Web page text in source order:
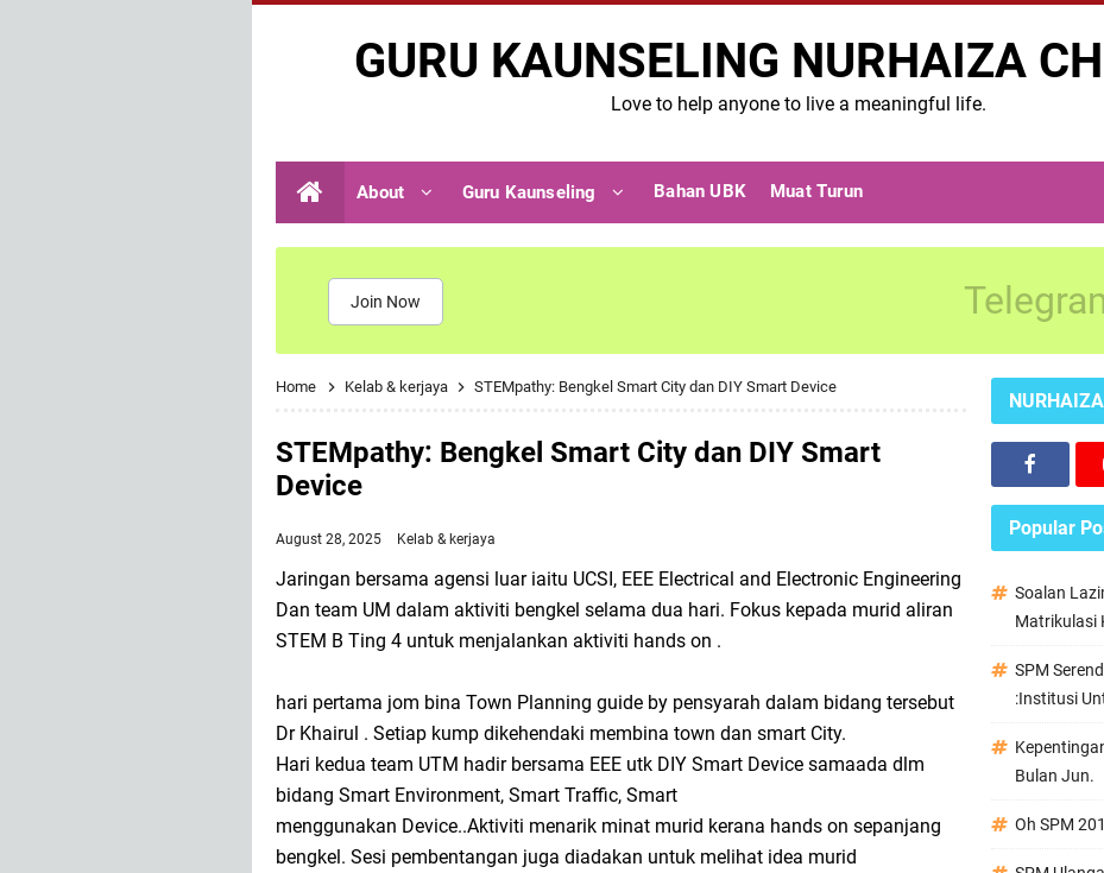
GURU KAUNSELING NURHAIZA
Love to help anyone to live a meaningful life.
About Guru Kaunseling Bahan UBK Muat Turun
Join Now
Home Kelab & kerjaya STEMpathy: Bengkel Smart City dan DIY Smart Device
STEMpathy: Bengkel Smart City dan DIY Smart
Device
August 28, 2025 Kelab & kerjaya
Jaringan bersama agensi luar iaitu UCSI, EEE Electrical and Electronic Engineering
Dan team UM dalam aktiviti bengkel selama dua hari. Fokus kepada murid aliran
STEM B Ting 4 untuk menjalankan aktiviti hands on .
hari pertama jom bina Town Planning guide by pensyarah dalam bidang tersebut
Dr Khairul . Setiap kump dikehendaki membina town dan smart City.
Hari kedua team UTM hadir bersama EEE utk DIY Smart Device samaada dlm
bidang Smart Environment, Smart Traffic, Smart
menggunakan Device..Aktiviti menarik minat murid kerana hands on sepanjang
bengkel. Sesi pembentangan juga diadakan untuk melihat idea murid
Popular
Soalan
Matrikulasi
SPM
:Institusi
Bulan Jun.
Oh SPM